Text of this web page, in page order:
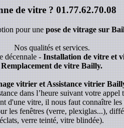
de vitre ?01.77.62.70.08
pour unepose de vitrage sur
Nos qualités et services.
décennale -Installation de vitre et
Remplacement de vitre Bailly.
vitrier et Assistance vitrier
dans l’heure suivant votre appel
d'une vitre, il nous faut connaître
les fenêtres (verre, plexiglas...),
éclats, verre teinté, vitre blindée).